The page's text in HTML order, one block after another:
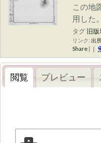
この地
用した
タグ 旧版
リンク: 出
Share | |
閲覧 プレビュー